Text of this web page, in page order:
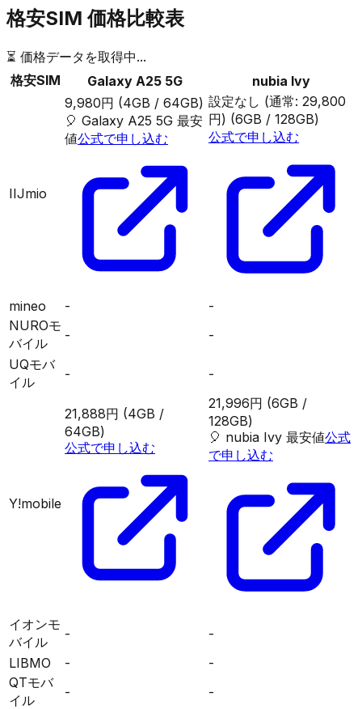
格安SIM 価格比較表
⏳ 価格データを取得中...
格安SIM
Galaxy A25 5G nubia Ivy
IIJmio
9,980円 (4GB / 64GB)
🎈 Galaxy A25 5G 最安
値公式で申し込む
設定なし (通常: 29,800
円) (6GB / 128GB)
公式で申し込む
mineo -
-
NUROモ
バイル
-
-
UQモバ
イル
- -
Y!mobile
21,888円 (4GB /
64GB)
公式で申し込む
21,996円 (6GB /
128GB)
🎈 nubia Ivy 最安値公式
で申し込む
イオンモ
バイル
-
-
LIBMO
-
-
QTモバ
イル
- -